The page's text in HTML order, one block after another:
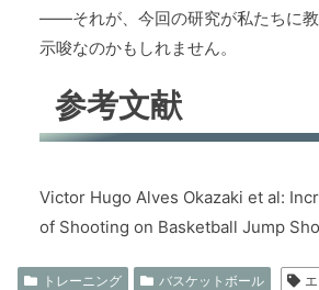
――それが、今回の研究が私たちに
示唆なのかもしれません。
参考文献
Victor Hugo Alves Okazaki et al:
of Shooting on Basketball Jump
トレーニング バスケットボール